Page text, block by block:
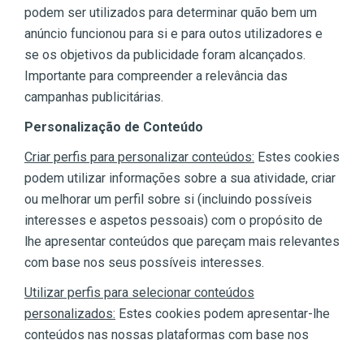
podem ser utilizados para determinar quão bem um
anúncio funcionou para si e para outos utilizadores e
se os objetivos da publicidade foram alcançados.
Importante para compreender a relevância das
campanhas publicitárias.
Personalização de Conteúdo
Criar perfis para personalizar conteúdos: Estes cookies
podem utilizar informações sobre a sua atividade, criar
ou melhorar um perfil sobre si (incluindo possíveis
interesses e aspetos pessoais) com o propósito de
lhe apresentar conteúdos que pareçam mais relevantes
com base nos seus possíveis interesses.
Utilizar perfis para selecionar conteúdos
personalizados: Estes cookies podem apresentar-lhe
conteúdos nas nossas plataformas com base nos